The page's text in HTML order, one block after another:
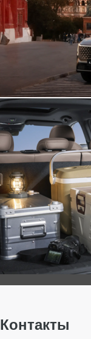
Контакты